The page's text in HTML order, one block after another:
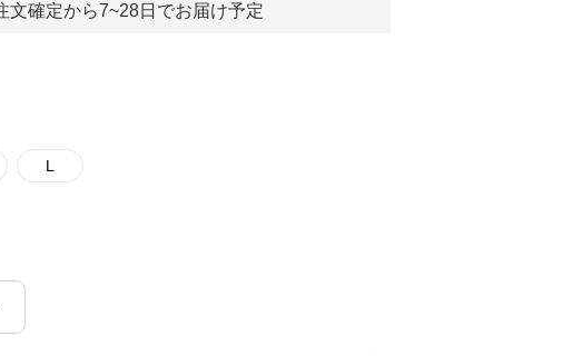
文確定から7~28日でお届け予定
L